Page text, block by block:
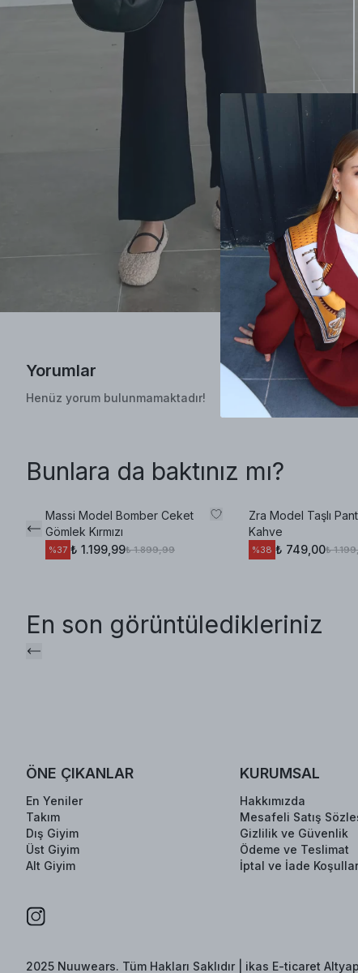
Yorumlar
Henüz yorum bulunmamaktadır!
Bunlara da baktınız mı?
Massi Model Bomber Ceket
Gömlek Kırmızı
%37 ₺ 1.199,99₺ 1.899,99
Zra Model Taşlı
Kahve
%38 ₺ 749,00₺
En son görüntüledikleriniz
ÖNE ÇIKANLAR
En Yeniler
Takım
Dış Giyim
Üst Giyim
Alt Giyim
KURUMSAL
Hakkımızda
Mesafeli Satış
Gizlilik ve Güvenlik
Ödeme ve Teslimat
İptal ve İade
2025 Nuuwears. Tüm Hakları Saklıdır | ikas E-ticaret